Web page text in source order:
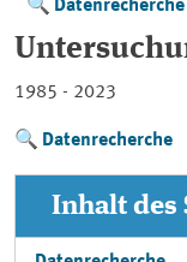
Datenrecherche
1985 - 2023
Datenrecherche
Inhalt des